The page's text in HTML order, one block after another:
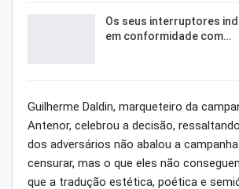
Os seus interruptores
em conformidade com…
Guilherme Daldin, marqueteiro da
Antenor, celebrou a decisão,
dos adversários não abalou a
censurar, mas o que eles não
que a tradução estética, poética e